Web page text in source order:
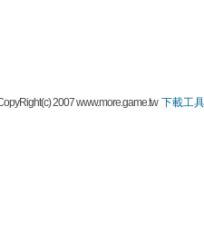
2007 www.more.game.tw下載工